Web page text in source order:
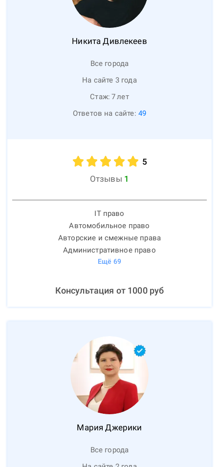
Никита Дивлекеев
Все города
На сайте 3 года
Стаж: 7лет
Ответов на сайте: 49
5
Отзывы 1
IT право
Автомобильное право
Авторские и смежные права
Административное право
Ещё 69
Консультация от 1000руб
Мария Джерики
Все города